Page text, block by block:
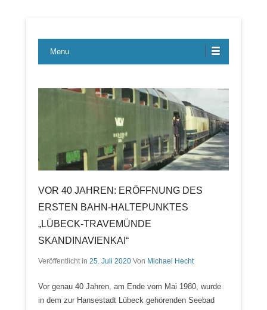
LBE-Express
Menu
VOR 40 JAHREN: ERÖFFNUNG DES
ERSTEN BAHN-HALTEPUNKTES
„LÜBECK-TRAVEMÜNDE
SKANDINAVIENKAI“
Veröffentlicht in 25. Juli 2020 Von Michael Hecht
Vor genau 40 Jahren, am Ende vom Mai 1980, wurde
in dem zur Hansestadt Lübeck gehörenden Seebad